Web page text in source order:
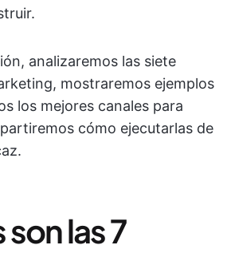
analizaremos las siete
mostraremos ejemplos
los mejores canales para
cómo ejecutarlas de
las 7